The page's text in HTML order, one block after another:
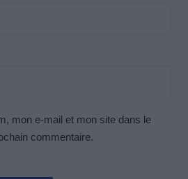
mon e-mail et mon site dans le
commentaire.